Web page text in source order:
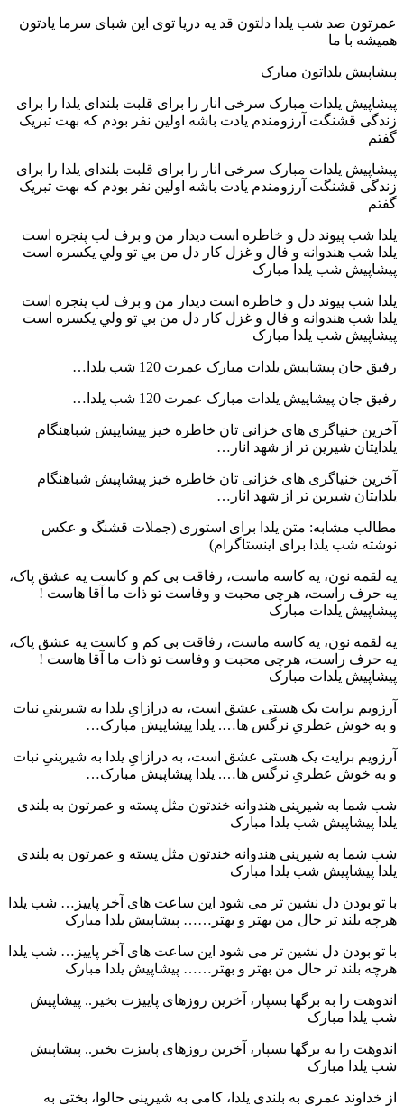
عمرتون صد شب یلدا دلتون قد یه دریا توی این شبای سرما یادتون
همیشه با ما
پیشاپیش یلداتون مبارک
پیشاپیش یلدات مبارک سرخی انار را برای قلبت بلندای یلدا را برای
زندگی قشنگت آرزومندم یادت باشه اولین نفر بودم که بهت تبریک
گفتم
پیشاپیش یلدات مبارک سرخی انار را برای قلبت بلندای یلدا را برای
زندگی قشنگت آرزومندم یادت باشه اولین نفر بودم که بهت تبریک
گفتم
يلدا شب پيوند دل و خاطره است ديدار من و برف لب پنجره است
يلدا شب هندوانه و فال و غزل کار دل من بي تو ولي يکسره است
پیشاپیش شب یلدا مبارک
يلدا شب پيوند دل و خاطره است ديدار من و برف لب پنجره است
يلدا شب هندوانه و فال و غزل کار دل من بي تو ولي يکسره است
پیشاپیش شب یلدا مبارک
رفیق جان پیشاپیش یلدات مبارک عمرت 120 شب یلدا…
رفیق جان پیشاپیش یلدات مبارک عمرت 120 شب یلدا…
آخرین خنیاگری های خزانی تان خاطره خیز پیشاپیش شباهنگام
یلدایتان شیرین تر از شهد انار…
آخرین خنیاگری های خزانی تان خاطره خیز پیشاپیش شباهنگام
یلدایتان شیرین تر از شهد انار…
مطالب مشابه: متن یلدا برای استوری (جملات قشنگ و عکس
نوشته شب یلدا برای اینستاگرام)
یه لقمه نون، یه کاسه ماست، رفاقت بی کم و کاست یه عشق پاک،
یه حرف راست، هرچی محبت و وفاست تو ذات ما آقا هاست !
پیشاپیش یلدات مبارک
یه لقمه نون، یه کاسه ماست، رفاقت بی کم و کاست یه عشق پاک،
یه حرف راست، هرچی محبت و وفاست تو ذات ما آقا هاست !
پیشاپیش یلدات مبارک
آرزویم برایت یک هستی عشق است، به درازایِ یلدا به شیرینیِ نبات
و به خوش عطریِ نرگس ها…. یلدا پیشاپیش مبارک…
آرزویم برایت یک هستی عشق است، به درازایِ یلدا به شیرینیِ نبات
و به خوش عطریِ نرگس ها…. یلدا پیشاپیش مبارک…
شب شما به شیرینی هندوانه خندتون مثل پسته و عمرتون به بلندی
یلدا پیشاپیش شب یلدا مبارک
شب شما به شیرینی هندوانه خندتون مثل پسته و عمرتون به بلندی
یلدا پیشاپیش شب یلدا مبارک
با تو بودن دل نشین تر می شود این ساعت های آخر پاییز… شب یلدا
هرچه بلند تر حال من بهتر و بهتر…… پیشاپیش یلدا مبارک
با تو بودن دل نشین تر می شود این ساعت های آخر پاییز… شب یلدا
هرچه بلند تر حال من بهتر و بهتر…… پیشاپیش یلدا مبارک
اندوهت را به برگها بسپار، آخرین روزهای پاییزت بخیر.. پیشاپیش
شب یلدا مبارک
اندوهت را به برگها بسپار، آخرین روزهای پاییزت بخیر.. پیشاپیش
شب یلدا مبارک
از خداوند عمری به بلندی یلدا، کامی به شیرینی حالوا، بختی به